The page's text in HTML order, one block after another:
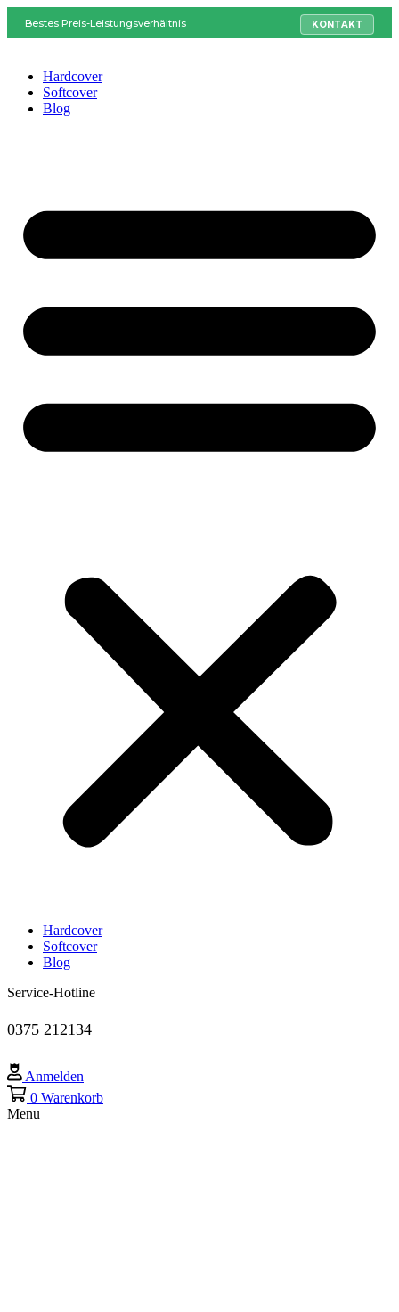
Bestes Preis-Leistungsverhältnis KONTAKT
Hardcover
Softcover
Blog
Hardcover
Softcover
Blog
Service-Hotline
0375 212134
Anmelden
0 Warenkorb
Menu